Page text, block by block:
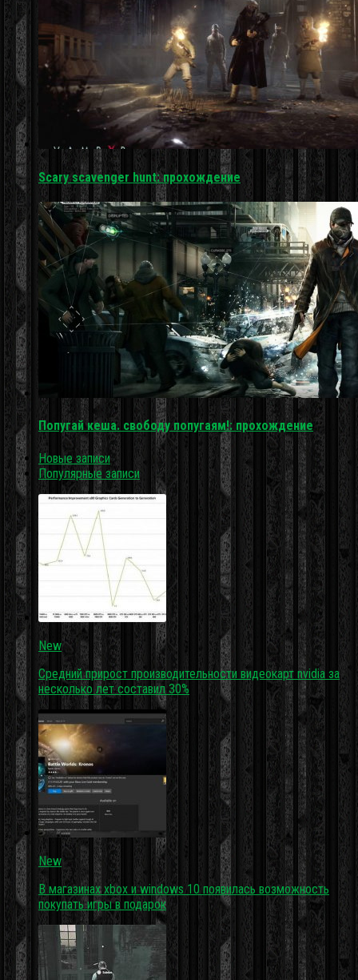
Scary scavenger hunt: прохождение
Попугай кеша. свободу попугаям!: прохождение
Новые записи
Популярные записи
New
Средний прирост производительности видеокарт nvidia за
несколько лет составил 30%
New
В магазинах xbox и windows 10 появилась возможность
покупать игры в подарок